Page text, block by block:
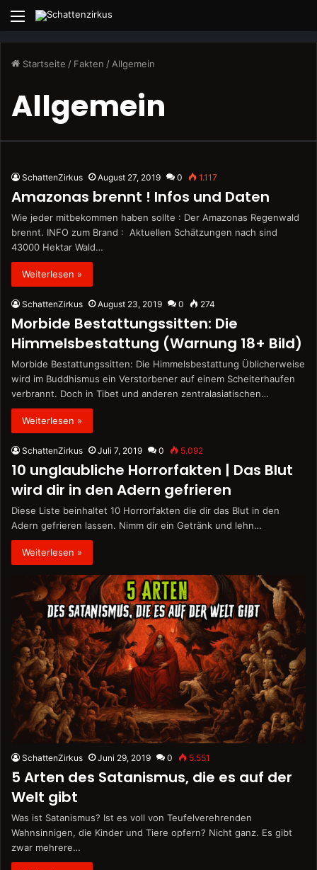
Menü
Startseite / Fakten / Allgemein
Allgemein
SchattenZirkus August 27, 2019 0 1.117
Amazonas brennt ! Infos und Daten
Wie jeder mitbekommen haben sollte : Der Amazonas Regenwald
brennt. INFO zum Brand : Aktuellen Schätzungen nach sind
43000 Hektar Wald…
Weiterlesen »
SchattenZirkus August 23, 2019 0 274
Morbide Bestattungssitten: Die
Himmelsbestattung (Warnung 18+ Bild)
Morbide Bestattungssitten: Die Himmelsbestattung Üblicherweise
wird im Buddhismus ein Verstorbener auf einem Scheiterhaufen
verbrannt. Doch in Tibet und anderen zentralasiatischen…
Weiterlesen »
SchattenZirkus Juli 7, 2019 0 5.092
10 unglaubliche Horrorfakten | Das Blut
wird dir in den Adern gefrieren
Diese Liste beinhaltet 10 Horrorfakten die dir das Blut in den
Adern gefrieren lassen. Nimm dir ein Getränk und lehn…
Weiterlesen »
SchattenZirkus Juni 29, 2019 0 5.551
5 Arten des Satanismus, die es auf der
Welt gibt
Was ist Satanismus? Ist es voll von Teufelverehrenden
Wahnsinnigen, die Kinder und Tiere opfern? Nicht ganz. Es gibt
zwar mehrere…